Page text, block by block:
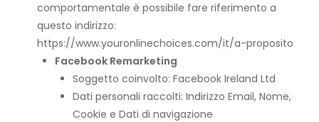
comportamentale è possibile fare riferimento a
questo indirizzo:
https://www.youronlinechoices.com/it/a-proposito
Facebook Remarketing
Soggetto coinvolto: Facebook Ireland Ltd
Dati personali raccolti: Indirizzo Email, Nome,
Cookie e Dati di navigazione